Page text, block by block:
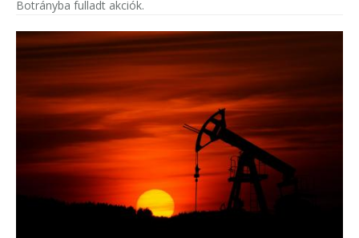
Botrányba fulladt akciók.